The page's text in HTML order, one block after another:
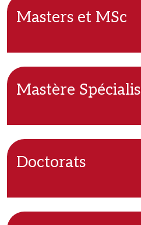
Masters et MSc
Mastère
Doctorats